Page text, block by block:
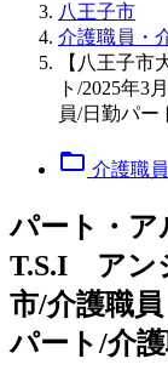
八王子市
介護職員・
【八王子市
ト/2025年3
員/日勤パー
folder_open 介護職
パート ・
T.S.I アン
市/介護職
パート/介